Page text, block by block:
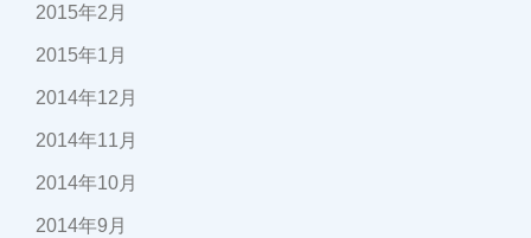
2015年2月
2015年1月
2014年12月
2014年11月
2014年10月
2014年9月